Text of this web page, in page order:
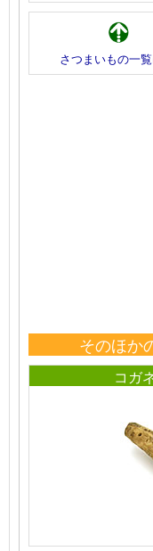
さつまいもの一
そのほか
コガ